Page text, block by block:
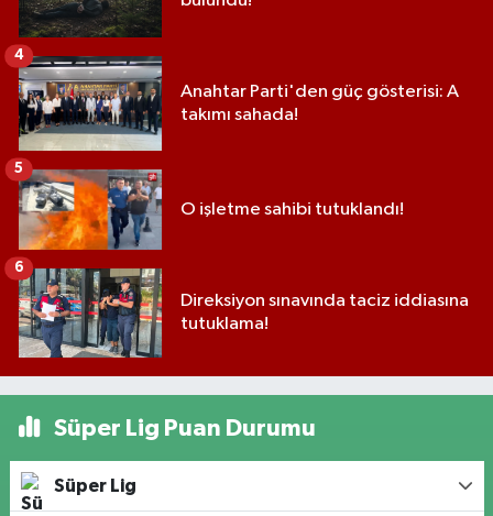
Anahtar Parti'den güç gösterisi: A
takımı sahada!
4
O işletme sahibi tutuklandı!
5
Direksiyon sınavında taciz iddiasına
tutuklama!
6
Süper Lig Puan Durumu
Süper Lig